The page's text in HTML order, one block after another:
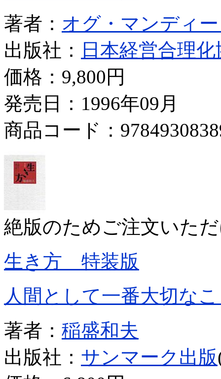
著者： オグ・マンディ
出版社：
日本経営合理
価格： 9,800円
発売日：1996年09月
商品コード：
絶版のためご注文いた
生き方 特装版
人間として一番大切な
著者： 稲盛和夫
出版社： サンマーク出版